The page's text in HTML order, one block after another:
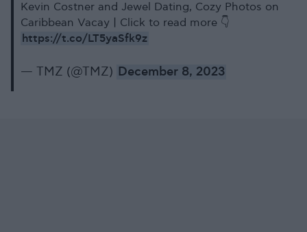
Kevin Costner and Jewel Dating, Cozy Photos on
Caribbean Vacay | Click to read more 👇
https://t.co/LT5yaSfk9z
— TMZ (@TMZ) December 8, 2023